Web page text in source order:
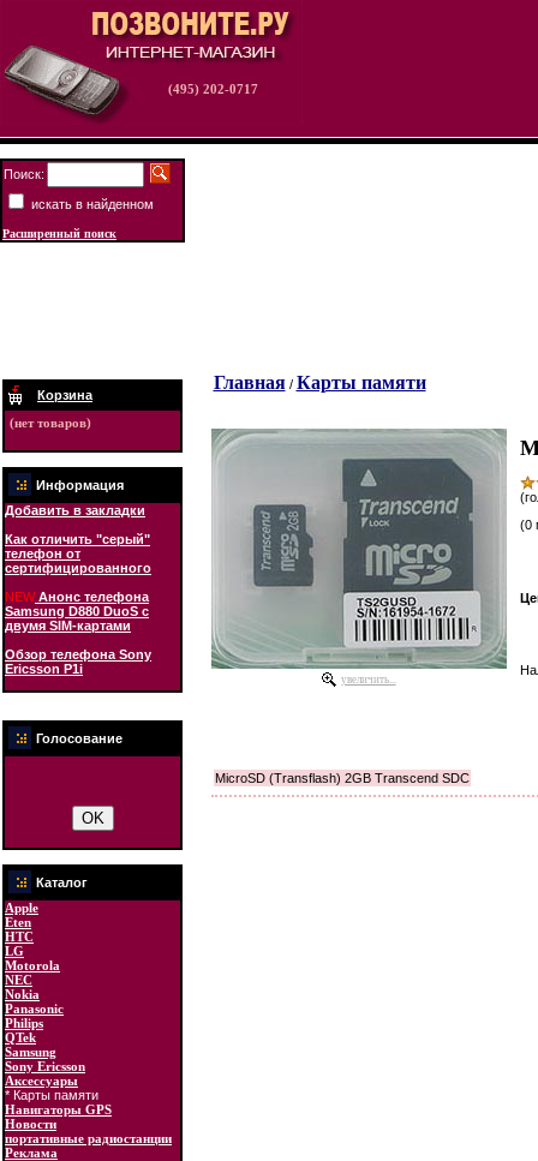
(495) 202-0717
Поиск:
искать в найденном
Расширенный поиск
Корзина
(нет товаров)
Информация
Добавить в закладки
Как отличить "серый"
телефон от
сертифицированного
NEWАнонс телефона
Samsung D880 DuoS с
двумя SIM-картами
Обзор телефона Sony
Ericsson P1i
Голосование
Каталог
Apple
Eten
HTC
LG
Motorola
NEC
Nokia
Panasonic
Philips
QTek
Samsung
Sony Ericsson
Аксессуары
* Карты памяти
Навигаторы GPS
Новости
портативные радиостанции
Реклама
Главная/ Карты памяти
увеличить...
(0
MicroSD (Transflash) 2GB Transcend SDC